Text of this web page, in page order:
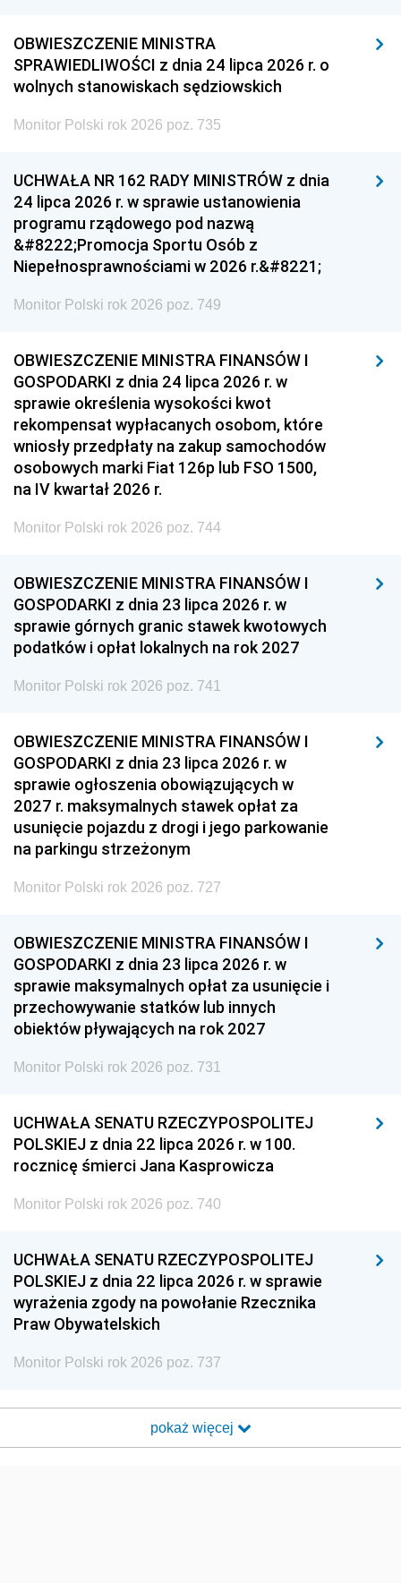
OBWIESZCZENIE MINISTRA
SPRAWIEDLIWOŚCI z dnia 24 lipca 2026 r. o
wolnych stanowiskach sędziowskich
Monitor Polski rok 2026 poz. 735
UCHWAŁA NR 162 RADY MINISTRÓW z dnia
24 lipca 2026 r. w sprawie ustanowienia
programu rządowego pod nazwą
&#8222;Promocja Sportu Osób z
Niepełnosprawnościami w 2026 r.&#8221;
Monitor Polski rok 2026 poz. 749
OBWIESZCZENIE MINISTRA FINANSÓW I
GOSPODARKI z dnia 24 lipca 2026 r. w
sprawie określenia wysokości kwot
rekompensat wypłacanych osobom, które
wniosły przedpłaty na zakup samochodów
osobowych marki Fiat 126p lub FSO 1500,
na IV kwartał 2026 r.
Monitor Polski rok 2026 poz. 744
OBWIESZCZENIE MINISTRA FINANSÓW I
GOSPODARKI z dnia 23 lipca 2026 r. w
sprawie górnych granic stawek kwotowych
podatków i opłat lokalnych na rok 2027
Monitor Polski rok 2026 poz. 741
OBWIESZCZENIE MINISTRA FINANSÓW I
GOSPODARKI z dnia 23 lipca 2026 r. w
sprawie ogłoszenia obowiązujących w
2027 r. maksymalnych stawek opłat za
usunięcie pojazdu z drogi i jego parkowanie
na parkingu strzeżonym
Monitor Polski rok 2026 poz. 727
OBWIESZCZENIE MINISTRA FINANSÓW I
GOSPODARKI z dnia 23 lipca 2026 r. w
sprawie maksymalnych opłat za usunięcie i
przechowywanie statków lub innych
obiektów pływających na rok 2027
Monitor Polski rok 2026 poz. 731
UCHWAŁA SENATU RZECZYPOSPOLITEJ
POLSKIEJ z dnia 22 lipca 2026 r. w 100.
rocznicę śmierci Jana Kasprowicza
Monitor Polski rok 2026 poz. 740
UCHWAŁA SENATU RZECZYPOSPOLITEJ
POLSKIEJ z dnia 22 lipca 2026 r. w sprawie
wyrażenia zgody na powołanie Rzecznika
Praw Obywatelskich
Monitor Polski rok 2026 poz. 737
pokaż więcej